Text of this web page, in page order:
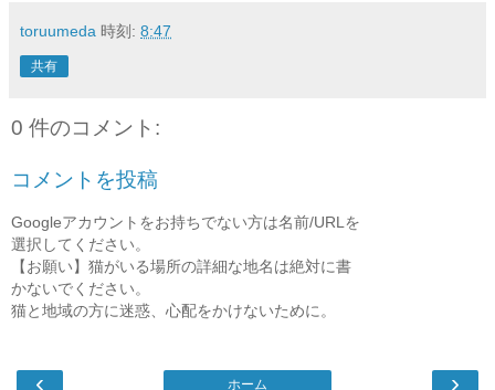
toruumeda 時刻: 8:47
共有
0 件のコメント:
コメントを投稿
Googleアカウントをお持ちでない方は名前/URLを
選択してください。
【お願い】猫がいる場所の詳細な地名は絶対に書
かないでください。
猫と地域の方に迷惑、心配をかけないために。
‹ ›
ホーム